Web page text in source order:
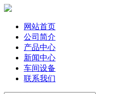
网站首页
公司简介
产品中心
新闻中心
车间设备
联系我们